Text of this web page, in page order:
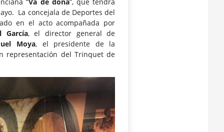
La concejala de Deportes del
en el acto acompañada por
García, el director general de
Moya, el presidente de la
representación del Trinquet de